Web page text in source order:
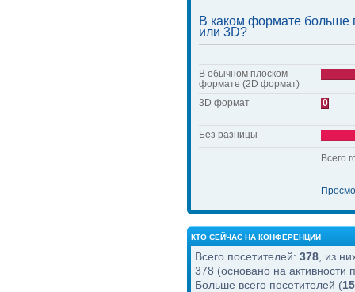
В каком формате больше
или 3D?
В обычном плоском
формате (2D формат)
3D формат
0
Без разницы
Всего
КТО СЕЙЧАС НА КОНФЕРЕНЦИИ
Всего посетителей: 378 , из
378 (основано на активности
Больше всего посетителей (